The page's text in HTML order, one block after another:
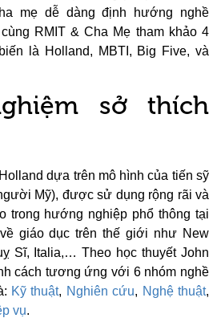
mẹ dễ dàng định hướng nghề
RMIT & Cha Mẹ tham khảo 4
là Holland, MBTI, Big Five, và
sở thích
dựa trên mô hình của tiến sỹ
Mỹ), được sử dụng rộng rãi và
trong hướng nghiệp phổ thông tại
giáo dục trên thế giới như New
Sĩ, Italia,… Theo học thuyết John
cách tương ứng với 6 nhóm nghề
Kỹ thuật, Nghiên cứu, Nghệ thuật,
vụ.